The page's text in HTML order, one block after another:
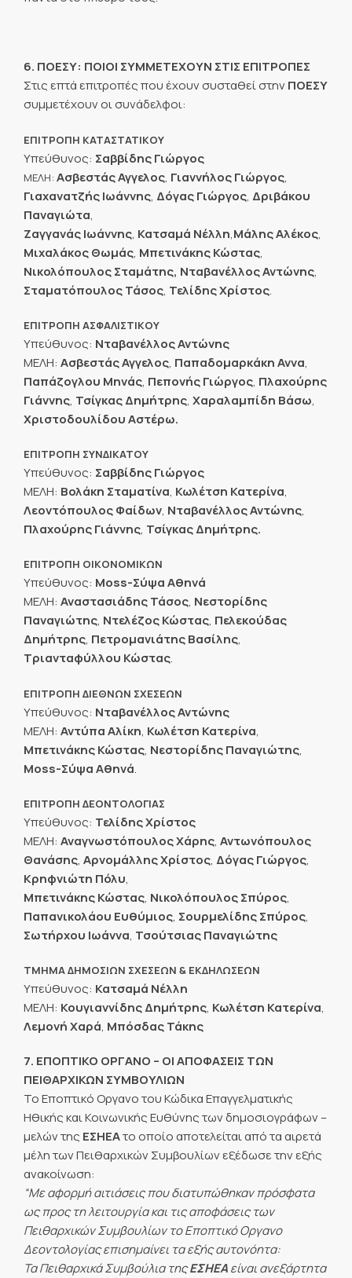
6. ΠΟΕΣΥ: ΠΟΙΟΙ ΣΥΜΜΕΤΕΧΟΥΝ ΣΤΙΣ ΕΠΙΤΡΟΠΕΣ
Στις επτά επιτροπές που έχουν συσταθεί στηνΠΟΕΣΥ
συμμετέχουν οι συνάδελφοι:
ΕΠΙΤΡΟΠΗ ΚΑΤΑΣΤΑΤΙΚΟΥ
Υπεύθυνος: Σαββίδης Γιώργος
ΜΕΛΗ: Ασβεστάς Αγγελος, Γιαννήλος Γιώργος,
Γιαχανατζής Ιωάννης, Δόγας Γιώργος, Δριβάκου
Παναγιώτα,
Ζαγγανάς Ιωάννης, Κατσαμά Νέλλη,Μάλης Αλέκος,
Μιχαλάκος Θωμάς, Μπετινάκης Κώστας,
Νικολόπουλος Σταμάτης, Νταβανέλλος Αντώνης,
Σταματόπουλος Τάσος, Τελίδης Χρίστος.
ΕΠΙΤΡΟΠΗ ΑΣΦΑΛΙΣΤΙΚΟΥ
Υπεύθυνος: Νταβανέλλος Αντώνης
ΜΕΛΗ: Ασβεστάς Αγγελος, Παπαδομαρκάκη Αννα,
Παπάζογλου Μηνάς, Πεπονής Γιώργος, Πλαχούρης
Γιάννης, Τσίγκας Δημήτρης, Χαραλαμπίδη Βάσω,
Χριστοδουλίδου Αστέρω.
ΕΠΙΤΡΟΠΗ ΣΥΝΔΙΚΑΤΟΥ
Υπεύθυνος: Σαββίδης Γιώργος
ΜΕΛΗ: Βολάκη Σταματίνα, Κωλέτση Κατερίνα,
Λεοντόπουλος Φαίδων, Νταβανέλλος Αντώνης,
Πλαχούρης Γιάννης, Τσίγκας Δημήτρης.
ΕΠΙΤΡΟΠΗ ΟΙΚΟΝΟΜΙΚΩΝ
Υπεύθυνος: Moss-Σύψα Αθηνά
ΜΕΛΗ: Αναστασιάδης Τάσος, Νεστορίδης
Παναγιώτης, Ντελέζος Κώστας, Πελεκούδας
Δημήτρης, Πετρομανιάτης Βασίλης,
Tριανταφύλλου Κώστας.
ΕΠΙΤΡΟΠΗ ΔΙΕΘΝΩΝ ΣΧΕΣΕΩΝ
Υπεύθυνος: Νταβανέλλος Αντώνης
ΜΕΛΗ: Αντύπα Αλίκη, Κωλέτση Κατερίνα,
Μπετινάκης Κώστας, Νεστορίδης Παναγιώτης,
Moss-Σύψα Αθηνά.
ΕΠΙΤΡΟΠΗ ΔΕΟΝΤΟΛΟΓΙΑΣ
Υπεύθυνος: Τελίδης Χρίστος
ΜΕΛΗ: Αναγνωστόπουλος Χάρης, Αντωνόπουλος
Θανάσης, Αρνομάλλης Χρίστος, Δόγας Γιώργος,
Κρηφνιώτη Πόλυ,
Μπετινάκης Κώστας, Νικολόπουλος Σπύρος,
Παπανικολάου Ευθύμιος, Σουρμελίδης Σπύρος,
Σωτήρχου Ιωάννα, Τσούτσιας Παναγιώτης
ΤΜΗΜΑ ΔΗΜΟΣΙΩΝ ΣΧΕΣΕΩΝ & ΕΚΔΗΛΩΣΕΩΝ
Υπεύθυνος: Κατσαμά Νέλλη
ΜΕΛΗ: Κουγιαννίδης Δημήτρης, Κωλέτση Κατερίνα,
Λεμονή Χαρά, Μπόσδας Τάκης
7. ΕΠΟΠΤΙΚΟ ΟΡΓΑΝΟ – ΟΙ ΑΠΟΦΑΣΕΙΣ ΤΩΝ
ΠΕΙΘΑΡΧΙΚΩΝ ΣΥΜΒΟΥΛΙΩΝ
Το Εποπτικό Οργανο του Κώδικα Επαγγελματικής
Ηθικής και Κοινωνικής Ευθύνης των δημοσιογράφων –
μελών της ΕΣΗΕΑτο οποίο αποτελείται από τα αιρετά
μέλη των Πειθαρχικών Συμβουλίων εξέδωσε την εξής
ανακοίνωση:
“Με αφορμή αιτιάσεις που διατυπώθηκαν πρόσφατα
ως προς τη λειτουργία και τις αποφάσεις των
Πειθαρχικών Συμβουλίων το Εποπτικό Οργανο
Δεοντολογίας επισημαίνει τα εξής αυτονόητα:
Τα Πειθαρχικά Συμβούλια τηςΕΣΗΕΑείναι ανεξάρτητα